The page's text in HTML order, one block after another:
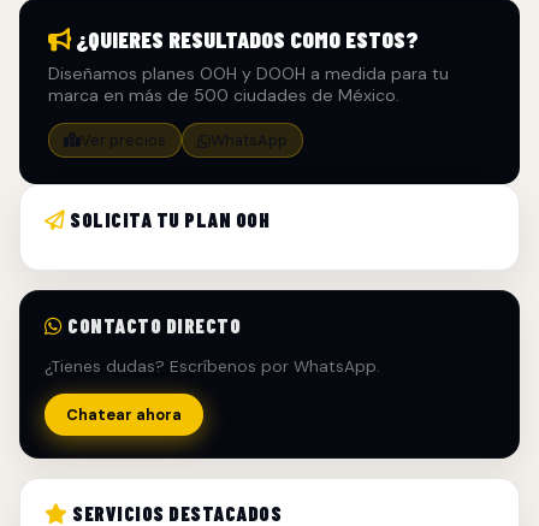
¿QUIERES RESULTADOS COMO ESTOS?
Diseñamos planes OOH y DOOH a medida para tu
marca en más de 500 ciudades de México.
Ver precios WhatsApp
SOLICITA TU PLAN OOH
CONTACTO DIRECTO
¿Tienes dudas? Escríbenos por WhatsApp.
Chatear ahora
SERVICIOS DESTACADOS